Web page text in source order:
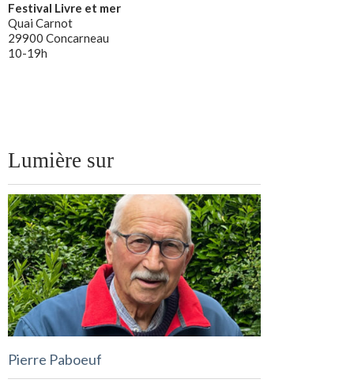
Festival Livre et mer
Quai Carnot
29900 Concarneau
10-19h
Lumière sur
Pierre Paboeuf